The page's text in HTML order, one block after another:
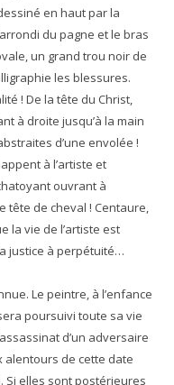
en haut par la
du pagne et le bras
un grand trou noir de
les blessures.
! De la tête du Christ,
à droite jusqu’à la main
d’une envolée !
à l’artiste et
ouvrant à
tête de cheval ! Centaure,
la vie de l’artiste est
justice à perpétuité…
Le peintre, à l’enfance
poursuivi toute sa vie
d’un adversaire
alentours de cette date
Si elles sont postérieures